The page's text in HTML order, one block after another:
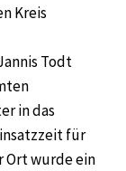
Kreis
Todt
in das
für
Ort wurde ein